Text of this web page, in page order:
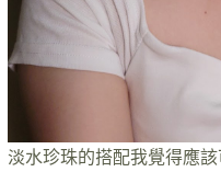
淡水珍珠的搭配我覺得應